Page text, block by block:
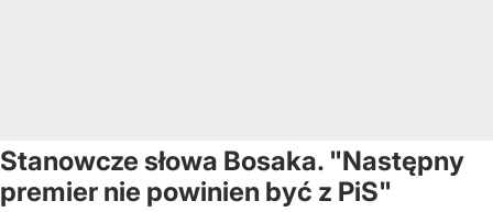
Stanowcze słowa Bosaka. "Następny
premier nie powinien być z PiS"